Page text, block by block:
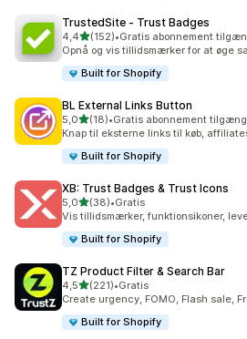
TrustedSite ‑ Trust Badges
4,4ud af 5 stjerner
(152)
152 anmeldelser i alt
•Gratis abonnement
Opnå og vis tillidsmærker for at øge
Built for Shopify
BL External Links Button
5,0ud af 5 stjerner
(18)
18 anmeldelser i alt
•Gratis abonnement
Knap til eksterne links til køb,
Built for Shopify
XB: Trust Badges & Trust Icons
5,0ud af 5 stjerner
(38)
38 anmeldelser i alt
•Gratis
Vis tillidsmærker, funktionsikoner,
Built for Shopify
TZ Product Filter & Search Bar
4,5ud af 5 stjerner
(221)
221 anmeldelser i alt
•Gratis
Create urgency, FOMO, Flash sale,
Built for Shopify